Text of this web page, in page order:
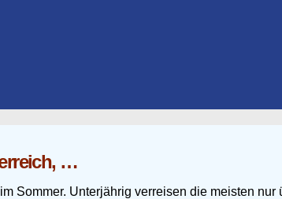
…
Sommer. Unterjährig verreisen die meisten nur